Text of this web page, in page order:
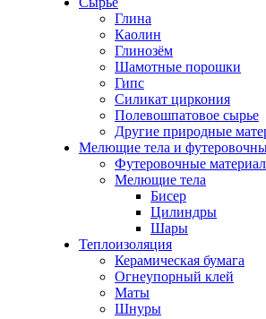
Глина
Каолин
Глинозём
Шамотные порошки
Гипс
Силикат циркония
Полевошпатовое сырье
Другие природные
Мелющие тела и
Футеровочные
Мелющие тела
Бисер
Цилиндры
Шары
Теплоизоляция
Керамическая бумага
Огнеупорный клей
Маты
Шнуры